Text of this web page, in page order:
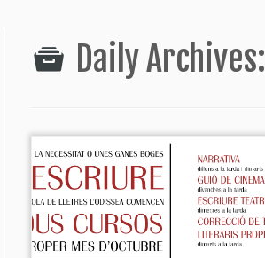
Daily Archives: